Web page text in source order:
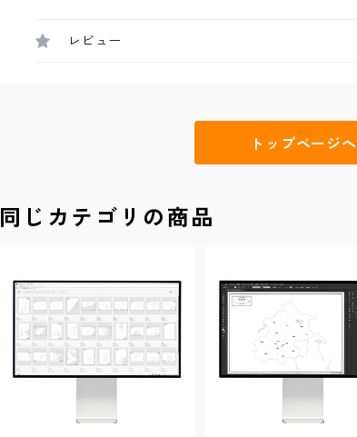
レビュー
トップページへ
同じカテゴリの商品